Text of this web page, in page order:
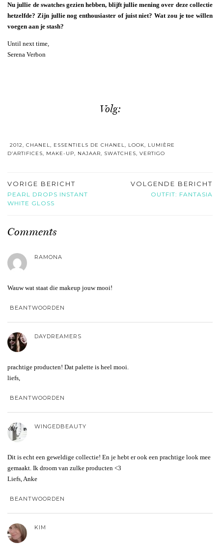
Nu jullie de swatches gezien hebben, blijft jullie mening over deze collectie
hetzelfde? Zijn jullie nog enthousiaster of juist niet? Wat zou je toe willen
voegen aan je stash?
Until next time,
Serena Verbon
Volg:
2012, CHANEL, ESSENTIELS DE CHANEL, LOOK, LUMIÈRE
D’ARTIFICES, MAKE-UP, NAJAAR, SWATCHES, VERTIGO
VORIGE BERICHT
PEARL DROPS INSTANT
WHITE GLOSS
VOLGENDE BERICHT
OUTFIT: FANTASIA
Comments
RAMONA
Wauw wat staat die makeup jouw mooi!
BEANTWOORDEN
DAYDREAMERS
prachtige producten! Dat palette is heel mooi.
liefs,
BEANTWOORDEN
WINGEDBEAUTY
Dit is echt een geweldige collectie! En je hebt er ook een prachtige look mee
gemaakt. Ik droom van zulke producten <3
Liefs, Anke
BEANTWOORDEN
KIM